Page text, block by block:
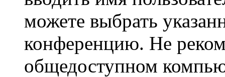
можете выбрать
конференцию. Не
общедоступном